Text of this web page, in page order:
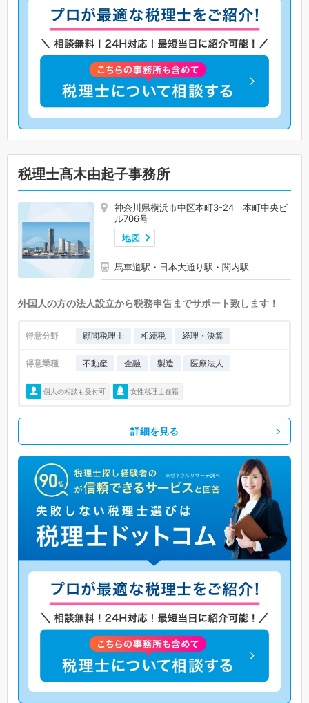
税理士髙木由起子事務所
神奈川県横浜市中区本町3-24 本町中央ビ
ル706号
地図
馬車道駅・日本大通り駅・関内駅
外国人の方の法人設立から税務申告までサポート致します！
得意分野 顧問税理士 相続税 経理・決算
得意業種 不動産 金融 製造 医療法人
個人の相談も受付可 女性税理士在籍
詳細を見る